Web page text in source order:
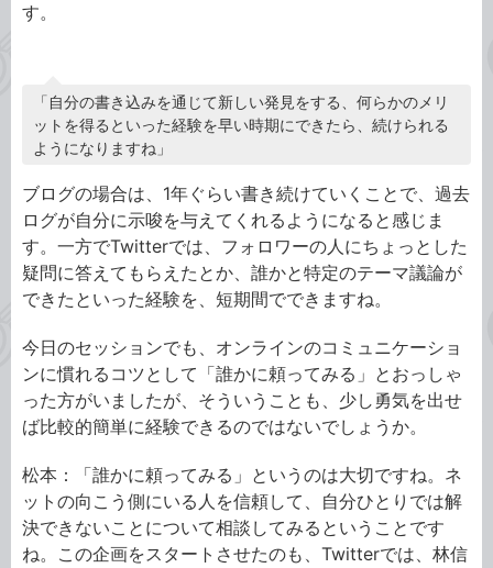
す。
「自分の書き込みを通じて新しい発見をする、何らかのメリ
ットを得るといった経験を早い時期にできたら、続けられる
ようになりますね」
ブログの場合は、1年ぐらい書き続けていくことで、過去
ログが自分に示唆を与えてくれるようになると感じま
す。一方でTwitterでは、フォロワーの人にちょっとした
疑問に答えてもらえたとか、誰かと特定のテーマ議論が
できたといった経験を、短期間でできますね。
今日のセッションでも、オンラインのコミュニケーショ
ンに慣れるコツとして「誰かに頼ってみる」とおっしゃ
った方がいましたが、そういうことも、少し勇気を出せ
ば比較的簡単に経験できるのではないでしょうか。
松本：「誰かに頼ってみる」というのは大切ですね。ネ
ットの向こう側にいる人を信頼して、自分ひとりでは解
決できないことについて相談してみるということです
ね。この企画をスタートさせたのも、Twitterでは、林信